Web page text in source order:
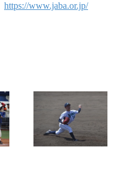
https://www.jaba.or.jp/